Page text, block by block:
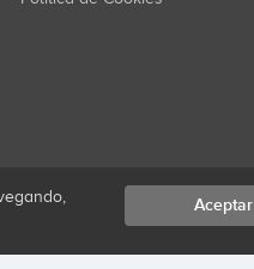
Aceptar